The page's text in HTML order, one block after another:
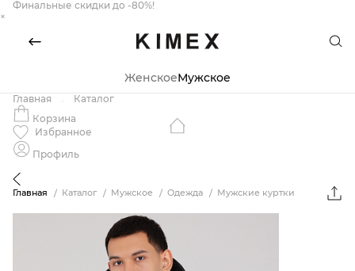
Финальные скидки до -80%!
×
ЖенскоеМужское
Главная
Каталог
Корзина
Избранное
Профиль
Главная Каталог Мужское Одежда Мужские куртки